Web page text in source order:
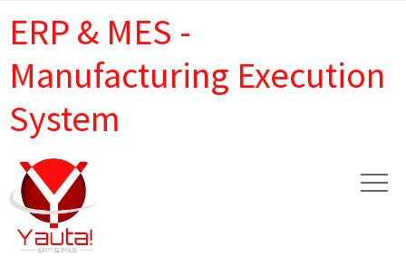
ERP & MES -
Manufacturing Execution
System